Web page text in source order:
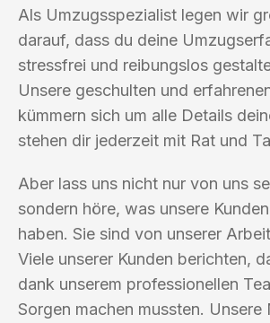
Als Umzugsspezialist legen wir
darauf, dass du deine
stressfrei und reibungslos
Unsere geschulten und
kümmern sich um alle Details
stehen dir jederzeit mit Rat und
Aber lass uns nicht nur von uns
sondern höre, was unsere
haben. Sie sind von unserer
Viele unserer Kunden berichten,
dank unserem professionellen
Sorgen machen mussten. Unsere